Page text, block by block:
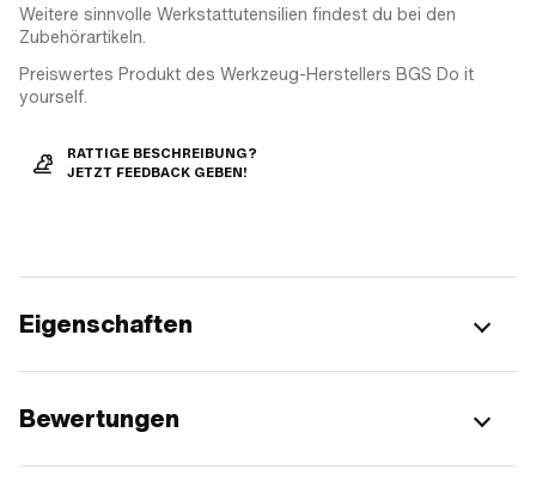
Weitere sinnvolle Werkstattutensilien findest du bei den
Zubehörartikeln.
Preiswertes Produkt des Werkzeug-Herstellers BGS Do it
yourself.
RATTIGE BESCHREIBUNG?
JETZT FEEDBACK GEBEN!
Eigenschaften
Bewertungen